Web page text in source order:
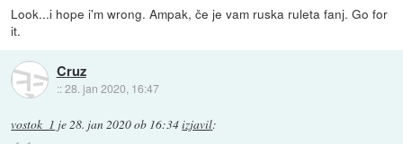
Look...i hope i'm wrong. Ampak, če je vam ruska ruleta fanj. Go for
it.
Cruz
::28. jan 2020, 16:47
vostok_1 je28. jan 2020 ob 16:34izjavil: